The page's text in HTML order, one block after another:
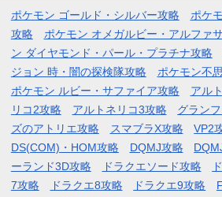
ポケモン ゴールド・シルバー攻略
ポケ
攻略
ポケモン オメガルビー・アルファ
ン ダイヤモンド・パール・プラチナ攻略
ジョン 時・闇の探検隊攻略
ポケモン不
ポケモン ルビー・サファイア攻略
アル
リコ2攻略
アルトネリコ3攻略 グラン
ズのアトリエ攻略
スマブラX攻略 VP2
DS(COM)・HOM攻略
DQMJ攻略
ーランド3D攻略
ドラクエソード攻略
7攻略
ドラクエ8攻略 ドラクエ9攻略